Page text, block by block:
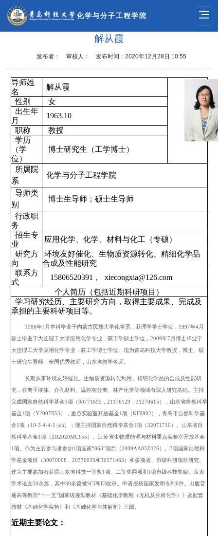
化学与分子工程学院
解从霞
发布者： 审核人： 发布时间：2020年12月28日 10:55
导师姓
名
解从霞
性别
女
出生年
月
1963.10
职称
教授
学历
（学
位）
博士研究生（工学博士）
所属院
系
化学与分子工程学院
导师类
别
博士生导师；硕士生导师
行政职
务
招生专
业
应用化学、化学、材料与化工（专硕）
研究方
向
环境友好催化、生物质资源转化、精细化学品
合成及性能研究
联系方
式
15806520391 ，
xiecongxia@126.com
个人简历（包括近期科研项目）
学习研究经历、主要研究方向，取得主要成果、完成及
承担的主要科研项目等。
1986年7 月本科毕业于内蒙古民族大学化学系，获理学学士学位， 1997年4月
硕士毕业于大连理工大学应用化学专业，获工学硕士学位， 2009年7 月博士毕业于
大连理工大学应用化学专业，获工学博士学位。现为青岛科技大学教授，博士、硕
士研究生导师，全国优秀教师，山东省教学名师。
长期从事环境友好催化、生物质资源转化利用、精细化学品的合成及性能研
究，在离子液体、介孔材料、温控相分离、林产化学等领域有深入研究基础。主持
完成国家自然科学基金3项（30771695 ， 21176129 ， 31270615 ），山东省自然科学
基金1 项（Y2007B53 ），重点实验室开放基金1 项（KF0902 ），青岛市自然科学基
金1 项（ 10-3-4-4-1-jch ）； 现主持国家自然科学基金1 项（32071710 ）、山东省自
然科学基金1 项（ ZR2020MC155 ）、 江苏省生物质能源与材料重点实验室开放基金
1 项。作为主要参与者参加1 项国家“863”项目（2009AA03Z426 ）、 3项国家自然科
学基金项目（30070608 20376035和30571463 ）和多项省、市级科研项目研究。
作为主要参加者获得山东省科技一等奖1 项、二等奖两项和 1 项市级科技奖励。发表
学术论文50余篇，其中30余篇被SCI和EI收录。申请授权国家发明专利 6件。出版普
通高等教育“十一五”国家级规划教材《基础化学教程（无机及分析化学）》及配套
教材《基础化学实验》和《基础化学习体解析》三部。
近期主要论文：